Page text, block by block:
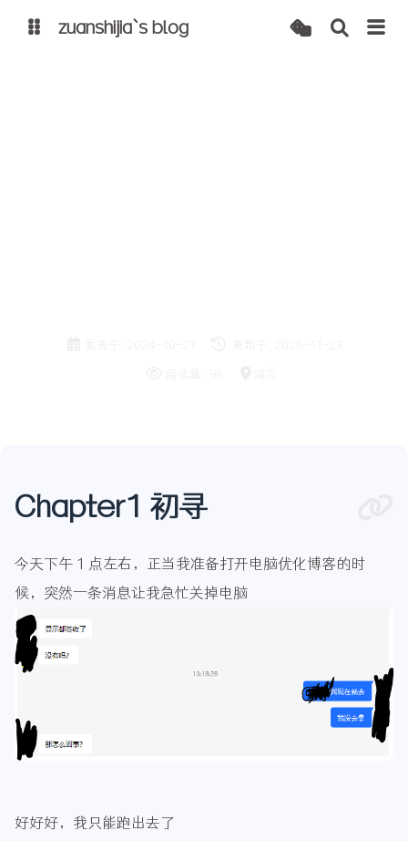
zuanshijia`s blog
Chapter1 初寻
今天下午 1 点左右，正当我准备打开电脑优化博客的时
候，突然一条消息让我急忙关掉电脑
好好好，我只能跑出去了